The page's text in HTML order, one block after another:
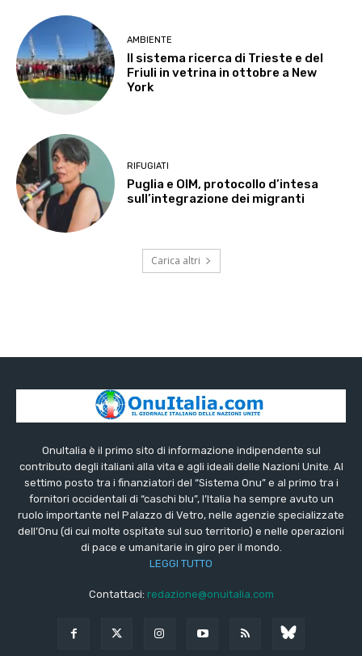
AMBIENTE
Il sistema ricerca di Trieste e del
Friuli in vetrina in ottobre a New
York
RIFUGIATI
Puglia e OIM, protocollo d’intesa
sull’integrazione dei migranti
Carica altri
OnuItalia è il primo sito di informazione indipendente sul
contributo degli italiani alla vita e agli ideali delle Nazioni Unite. Al
settimo posto tra i finanziatori del “Sistema Onu” e al primo tra i
fornitori occidentali di “caschi blu”, l’Italia ha sempre avuto un
ruolo importante nel Palazzo di Vetro, nelle agenzie specializzate
dell’Onu (di cui molte ospitate sul suo territorio) e nelle operazioni
di pace e umanitarie in giro per il mondo.
LEGGI TUTTO
Contattaci: redazione@onuitalia.com